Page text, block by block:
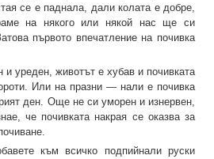
се е паднала, дали колата е добре,
на някого или някой нас ще си
първото впечатление на почивка
и уреден, животът е хубав и почивката
Или на празни — нали е почивка
ден. Още не си уморен и изнервен,
че почивката накрая се оказва за
към всичко подпийнали руски